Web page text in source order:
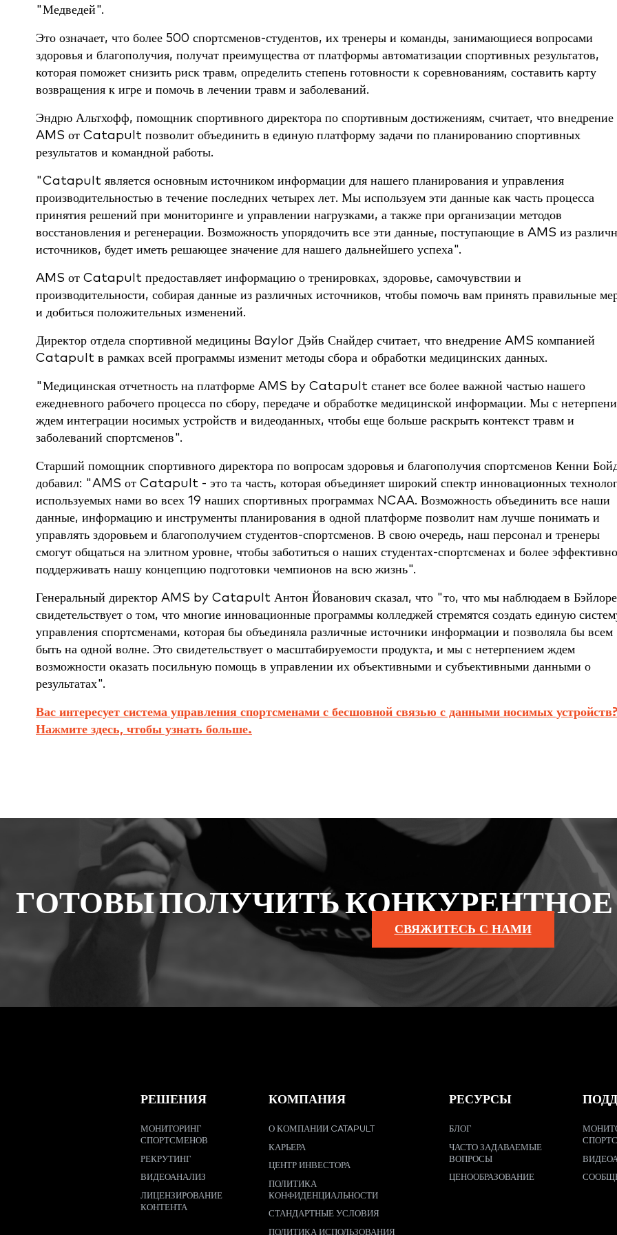
"Медведей".
Это означает, что более 500 спортсменов-студентов, их тренеры и команды, занимающиеся вопросами
здоровья и благополучия, получат преимущества от платформы автоматизации спортивных результатов,
которая поможет снизить риск травм, определить степень готовности к соревнованиям, составить карту
возвращения к игре и помочь в лечении травм и заболеваний.
Эндрю Альтхофф, помощник спортивного директора по спортивным достижениям, считает, что внедрение
AMS от Catapult позволит объединить в единую платформу задачи по планированию спортивных
результатов и командной работы.
"Catapult является основным источником информации для нашего планирования и управления
производительностью в течение последних четырех лет. Мы используем эти данные как часть процесса
принятия решений при мониторинге и управлении нагрузками, а также при организации методов
восстановления и регенерации. Возможность упорядочить все эти данные, поступающие в AMS из
источников, будет иметь решающее значение для нашего дальнейшего успеха".
AMS от Catapult предоставляет информацию о тренировках, здоровье, самочувствии и
производительности, собирая данные из различных источников, чтобы помочь вам принять правильные
и добиться положительных изменений.
Директор отдела спортивной медицины Baylor Дэйв Снайдер считает, что внедрение AMS компанией
Catapult в рамках всей программы изменит методы сбора и обработки медицинских данных.
"Медицинская отчетность на платформе AMS by Catapult станет все более важной частью нашего
ежедневного рабочего процесса по сбору, передаче и обработке медицинской информации. Мы с
ждем интеграции носимых устройств и видеоданных, чтобы еще больше раскрыть контекст травм и
заболеваний спортсменов".
Старший помощник спортивного директора по вопросам здоровья и благополучия спортсменов Кенни
добавил: "AMS от Catapult - это та часть, которая объединяет широкий спектр инновационных
используемых нами во всех 19 наших спортивных программах NCAA. Возможность объединить все наши
данные, информацию и инструменты планирования в одной платформе позволит нам лучше понимать и
управлять здоровьем и благополучием студентов-спортсменов. В свою очередь, наш персонал и тренеры
смогут общаться на элитном уровне, чтобы заботиться о наших студентах-спортсменах и более эффективно
поддерживать нашу концепцию подготовки чемпионов на всю жизнь".
Генеральный директор AMS by Catapult Антон Йованович сказал, что "то, что мы наблюдаем в
свидетельствует о том, что многие инновационные программы колледжей стремятся создать единую
управления спортсменами, которая бы объединяла различные источники информации и позволяла бы всем
быть на одной волне. Это свидетельствует о масштабируемости продукта, и мы с нетерпением ждем
возможности оказать посильную помощь в управлении их объективными и субъективными данными о
результатах".
Вас интересует система управления спортсменами с бесшовной связью с данными носимых устройств?
Нажмите здесь, чтобы узнать больше.
ГОТОВЫ ПОЛУЧИТЬ
СВЯЖИТЕСЬ С НАМИ
РЕШЕНИЯ
МОНИТОРИНГ
СПОРТСМЕНОВ
РЕКРУТИНГ
ВИДЕОАНАЛИЗ
ЛИЦЕНЗИРОВАНИЕ
КОНТЕНТА
КОМПАНИЯ
О КОМПАНИИ CATAPULT
КАРЬЕРА
ЦЕНТР ИНВЕСТОРА
ПОЛИТИКА
КОНФИДЕНЦИАЛЬНОСТИ
СТАНДАРТНЫЕ УСЛОВИЯ
ПОЛИТИКА ИСПОЛЬЗОВАНИЯ
РЕСУРСЫ
БЛОГ
ЧАСТО ЗАДАВАЕМЫЕ
ВОПРОСЫ
ЦЕНООБРАЗОВАНИЕ